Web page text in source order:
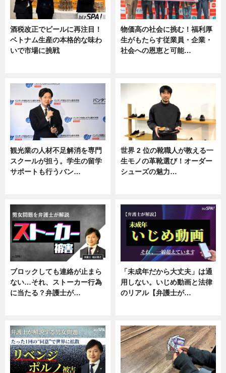
酒税改正でビールに再注目！
ベトナム生産の本格的な味わ
いで市場に挑戦
物価高の社会に挑む！福利厚
生がもたらす従業員・企業・
社会への恩恵と可能…
観光業の人材不足解消を専門
スクールが担う。学生の留学
サポートも行うバン…
世界 2 位の靴職人が教える一
生モノの革靴選び！オーダー
シューズの魅力…
ブロックしても連絡が止まら
ない…それ、ストーカー行為
に当たる？弁護士が…
「未成年だから大丈夫」は通
用しない。いじめ動画と法律
のリアル【弁護士が…